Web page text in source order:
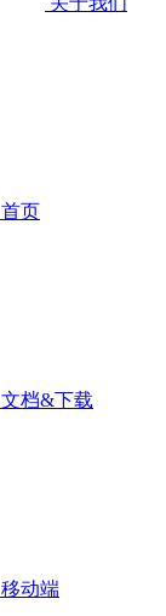
首页
文档&下载
移动端